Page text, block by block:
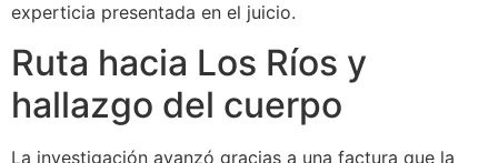
experticia presentada en el juicio.
Ruta hacia Los Ríos y
hallazgo del cuerpo
La investigación avanzó gracias a una factura que la